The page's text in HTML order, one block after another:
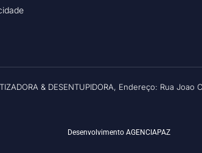
& DESENTUPIDORA, Endereço: Rua Joao
Desenvolvimento AGENCIAPAZ